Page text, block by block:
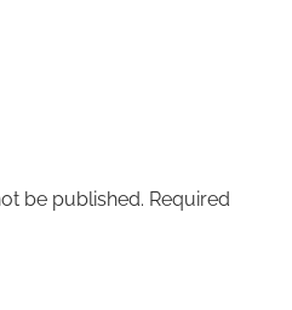
be published. Required